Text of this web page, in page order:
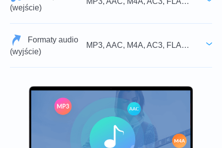
(wejście)
Formaty audio
(wyjście)
MP3, AAC, M4A, AC3, FLAC, WMA, WAV, AIFF, M4B, M4R, MKA